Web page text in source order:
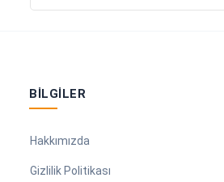
BILGILER
Hakkımızda
Gizlilik Politikası